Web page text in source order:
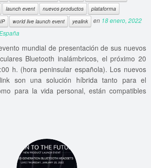
launch event nuevos productos
plataforma
world live launch event yealink en 18 enero, 2022
mundial de presentación de sus nuevos
Bluetooth inalámbricos, el próximo 20
h. (hora peninsular española). Los nuevos
son una solución híbrida tanto para el
para la vida personal, están compatibles